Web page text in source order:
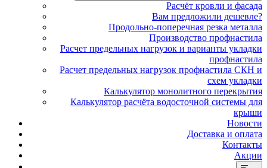
Расчёт кровли и фасада
Вам предложили дешевле?
Продольно-поперечная резка металла
Производство профнастила
Расчет предельных нагрузок и варианты укладки
профнастила
Расчет предельных нагрузок профнастила СКН и
схем укладки
Калькулятор монолитного перекрытия
Калькулятор расчёта водосточной системы для
крыши
Новости
Доставка и оплата
Контакты
Акции